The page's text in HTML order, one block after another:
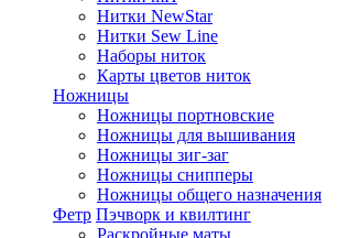
Нитки NewStar
Нитки Sew Line
Наборы ниток
Карты цветов ниток
Ножницы
Ножницы портновские
Ножницы для вышивания
Ножницы зиг-заг
Ножницы снипперы
Ножницы общего назначения
Фетр Пэчворк и квилтинг
Раскройные маты